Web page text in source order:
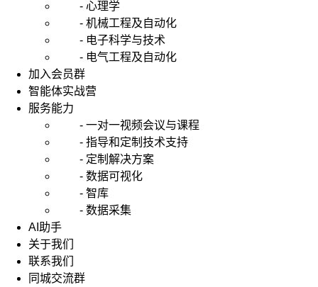
- 心理学
- 机械工程及自动化
- 电子科学与技术
- 电气工程及自动化
加入会员群
智能体实战营
服务能力
- 一对一视频会议与课程
- 指导和定制技术支持
- 定制解决方案
- 数据可视化
- 智库
- 数据采集
AI助手
关于我们
联系我们
同城交流群